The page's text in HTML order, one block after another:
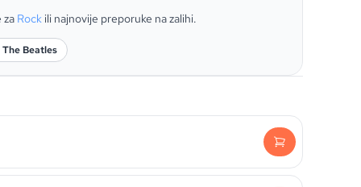
za Rock ili najnovije preporuke na zalihi.
The Beatles